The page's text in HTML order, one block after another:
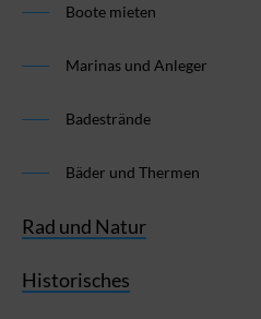
Boote mieten
Marinas und Anleger
Badestrände
Bäder und Thermen
Rad und Natur
Historisches